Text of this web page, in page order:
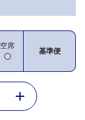
空席
基準便